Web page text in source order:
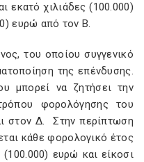
εκατό χιλιάδες (100.000)
ευρώ από τον Β.
του οποίου συγγενικό
της επένδυσης.
μπορεί να ζητήσει την
φορολόγησης του
στον Δ. Στην περίπτωση
κάθε φορολογικό έτος
ευρώ και είκοσι